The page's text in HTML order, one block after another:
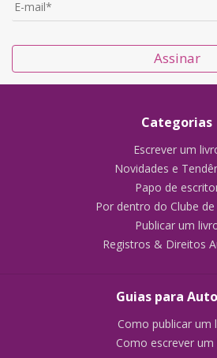
Assinar
Categorias
Escrever um
Novidades e
Papo de
Por dentro do Clube
Publicar um
Registros & Direitos
Guias para
Como publicar um
Como escrever um